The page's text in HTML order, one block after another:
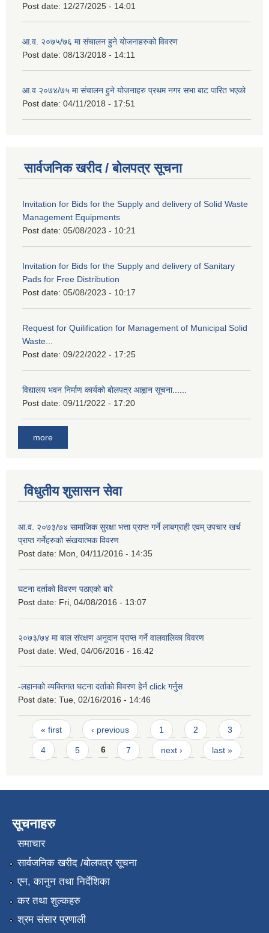
Post date: 12/27/2025 - 14:01
आ.व. २०७५/७६ मा संचालन हुने योजनाहरुको विवरण
Post date: 08/13/2018 - 14:11
आ.व २०७४/७५ मा संचालन हुने योजनाहरु प्रथम नगर सभा बाट पारित भएको
Post date: 04/11/2018 - 17:51
सार्वजनिक खरीद / बोलपत्र सूचना
Invitation for Bids for the Supply and delivery of Solid Waste
Management Equipments
Post date: 05/08/2023 - 10:21
Invitation for Bids for the Supply and delivery of Sanitary
Pads for Free Distribution
Post date: 05/08/2023 - 10:17
Request for Quilification for Management of Municipal Solid
Waste...
Post date: 09/22/2022 - 17:25
विद्यालय भवन निर्माण कार्यको बोलपत्र आह्वान सूचना......
Post date: 09/11/2022 - 17:20
more
विधुतीय शुसासन सेवा
आ.व. २०७३/७४ सामाजिक सुरक्षा भत्ता प्राप्त गर्ने लाबग्राही एवम् उपचार खर्च
प्राप्त गर्नेहरुको संखयात्मक विवरण
Post date: Mon, 04/11/2016 - 14:35
घटना दर्ताको विवरण पठाएको बारे
Post date: Fri, 04/08/2016 - 13:07
२०७३/७४ मा बाल संरक्षण अनुदान प्राप्त गर्ने वालवालिका विवरण
Post date: Wed, 04/06/2016 - 16:42
-लहानको व्यक्तिगत घटना दर्ताको विवरण हेर्न click गर्नुस
Post date: Tue, 02/16/2016 - 14:46
Pages
« first ‹ previous 1 2 3
4 5 6 7 next › last »
सूचनाहरु
समाचार
सार्वजनिक खरीद /बोलपत्र सूचना
एन, कानुन तथा निर्देशिका
कर तथा शुल्कहरु
श्रम संसार प्रणाली